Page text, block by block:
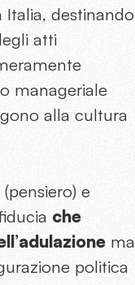
destinando
atti
manageriale
alla cultura
e
che
ma
politica